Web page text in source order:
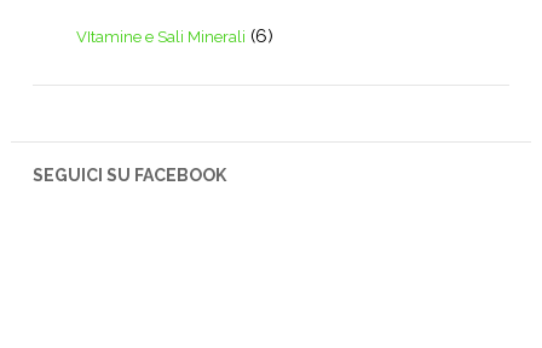
VItamine e Sali Minerali (6)
SEGUICI SU FACEBOOK